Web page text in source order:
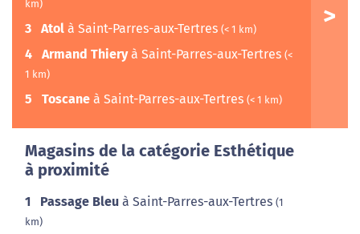
km)
3 Atol à Saint-Parres-aux-Tertres (< 1 km)
4 Armand Thieryà Saint-Parres-aux-Tertres (<
1 km)
5 Toscane à Saint-Parres-aux-Tertres (< 1 km)
Magasins de la catégorie Esthétique
à proximité
1 Passage Bleu à Saint-Parres-aux-Tertres (1
km)